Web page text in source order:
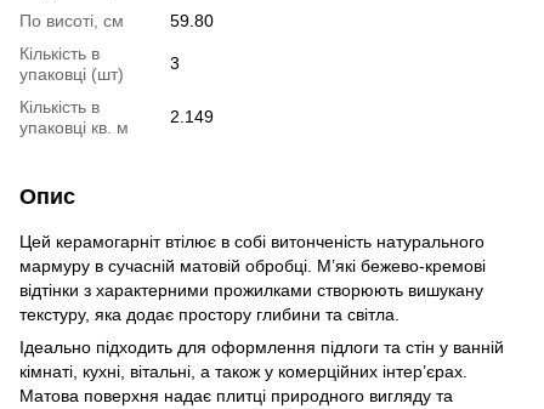
По висоті, см
59.80
Кількість в
упаковці (шт)
3
Кількість в
упаковці кв. м
2.149
Опис
Цей керамогарніт втілює в собі витонченість натурального
мармуру в сучасній матовій обробці. М’які бежево-кремові
відтінки з характерними прожилками створюють вишукану
текстуру, яка додає простору глибини та світла.
Ідеально підходить для оформлення підлоги та стін у ванній
кімнаті, кухні, вітальні, а також у комерційних інтер’єрах.
Матова поверхня надає плитці природного вигляду та